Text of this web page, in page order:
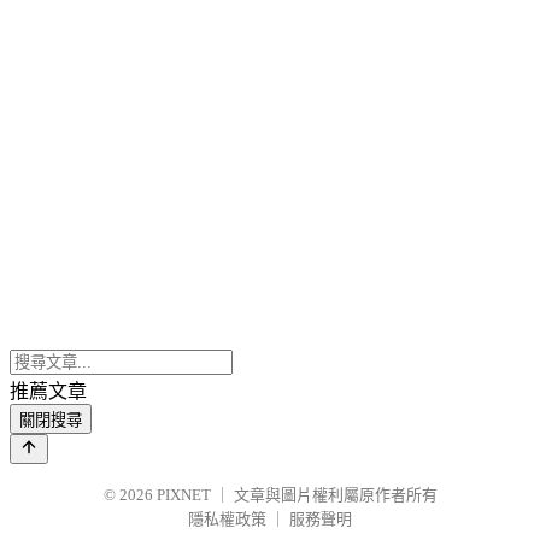
推薦文章
關閉搜尋
© 2026 PIXNET
文章與圖片權利屬原作者所有
隱私權政策
服務聲明